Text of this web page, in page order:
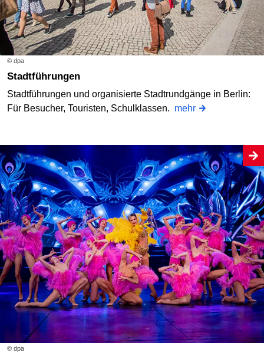
© dpa
Stadtführungen
Stadtführungen und organisierte Stadtrundgänge in Berlin:
Für Besucher, Touristen, Schulklassen. mehr
© dpa